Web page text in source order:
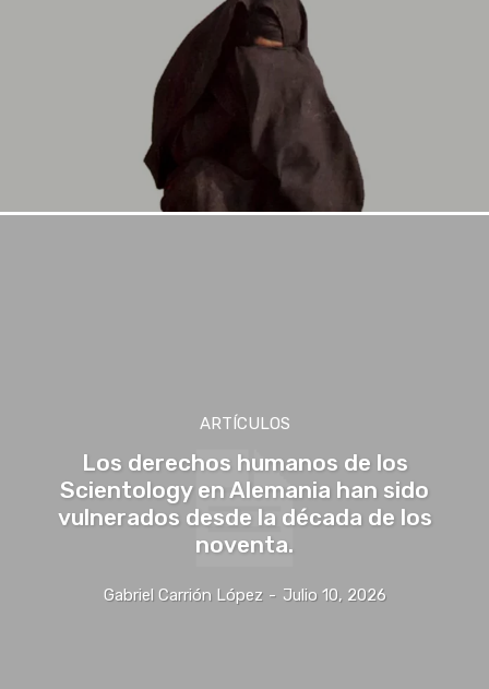
ARTÍCULOS
Los derechos humanos de los
Scientology en Alemania han sido
vulnerados desde la década de los
noventa.
Gabriel Carrión López - Julio 10, 2026